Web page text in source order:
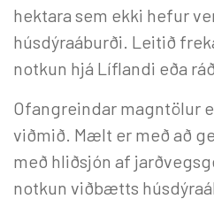
hektara sem ekki hefur
húsdýraáburði. Leitið
notkun hjá Líflandi eða
Ofangreindar magntölur
viðmið. Mælt er með að
með hliðsjón af
notkun viðbætts